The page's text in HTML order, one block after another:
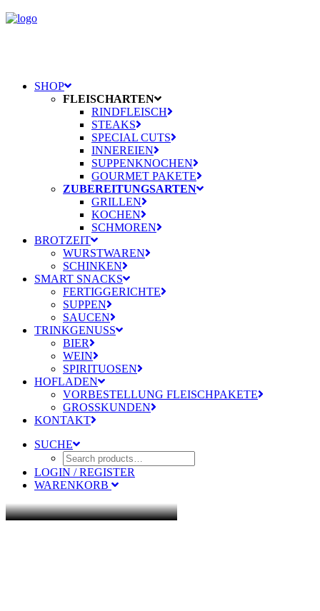
SHOP
FLEISCHARTEN
RINDFLEISCH
STEAKS
SPECIAL CUTS
INNEREIEN
SUPPENKNOCHEN
GOURMET PAKETE
ZUBEREITUNGSARTEN
GRILLEN
KOCHEN
SCHMOREN
BROTZEIT
WURSTWAREN
SCHINKEN
SMART SNACKS
FERTIGGERICHTE
SUPPEN
SAUCEN
TRINKGENUSS
BIER
WEIN
SPIRITUOSEN
HOFLADEN
VORBESTELLUNG FLEISCHPAKETE
GROSSKUNDEN
KONTAKT
SUCHE
LOGIN / REGISTER
WARENKORB